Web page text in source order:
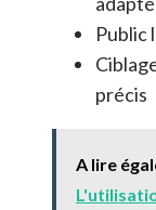
Public
précis
A lire